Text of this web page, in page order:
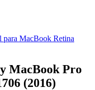
para MacBook Retina
MacBook Pro
(2016)